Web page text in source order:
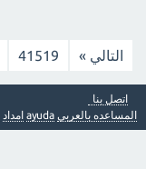
41519 التالي »
اتصل بنا
المساعده بالعربي ayuda امداد